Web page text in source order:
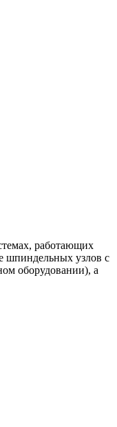
работающих
шпиндельных узлов с
оборудовании), а